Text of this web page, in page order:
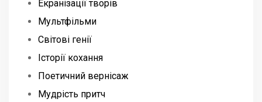
Екранізації творів
Мультфільми
Світові генії
Історії кохання
Поетичний вернісаж
Мудрість притч